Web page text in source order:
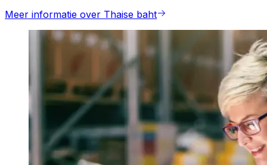
Meer informatie over Thaise baht